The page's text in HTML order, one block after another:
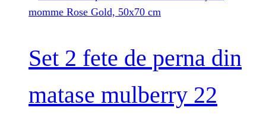
Set 2 fete de perna din
matase mulberry 22